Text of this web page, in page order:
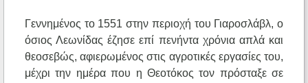
Γεννημένος το 1551 στην περιοχή του Γιαροσλάβλ, ο
όσιος Λεωνίδας έζησε επί πενήντα χρόνια απλά και
θεοσεβώς, αφιερωμένος στις αγροτικές εργασίες του,
μέχρι την ημέρα που η Θεοτόκος τον πρόσταξε σε